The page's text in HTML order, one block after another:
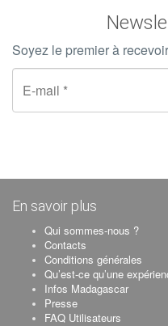
Soyez le premier à
En savoir plus
Qui sommes-nous ?
Contacts
Conditions générales
Qu’est-ce qu’une
Infos Madagascar
Presse
FAQ Utilisateurs